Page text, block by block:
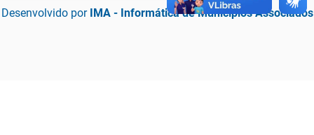
Desenvolvido por IMA - Informática de Municípios Associados